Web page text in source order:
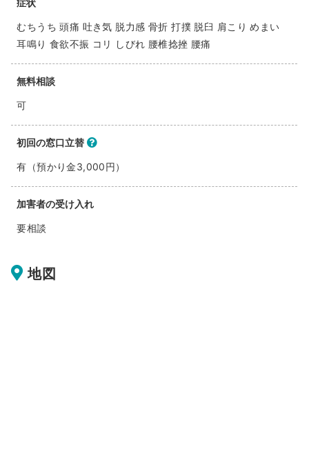
症状
むちうち 頭痛 吐き気 脱力感 骨折 打撲 脱臼 肩こり めまい
耳鳴り 食欲不振 コリ しびれ 腰椎捻挫 腰痛
無料相談
可
初回の窓口立替
有（預かり金3,000円）
加害者の受け入れ
要相談
地図